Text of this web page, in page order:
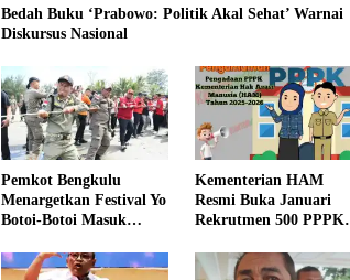
Bedah Buku ‘Prabowo: Politik Akal Sehat’ Warnai
Diskursus Nasional
Pemkot Bengkulu
Menargetkan Festival Yo
Botoi-Botoi Masuk
Nasional
Kementerian HAM
Resmi Buka Januari
Rekrutmen 500 PPPK,